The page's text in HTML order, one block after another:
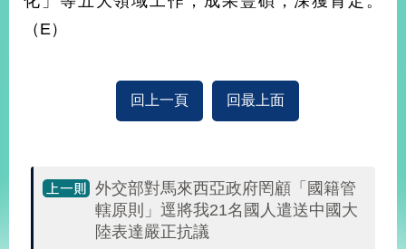
交
資
訊
（E）
回上一頁 回最上面
外交部對馬來西亞政府罔顧「國籍管
轄原則」逕將我21名國人遣送中國大
陸表達嚴正抗議